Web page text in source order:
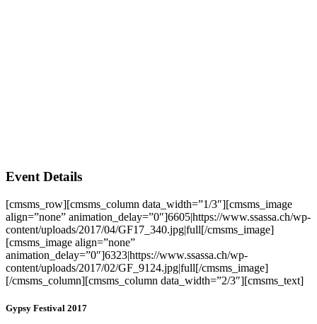
Event Details
[cmsms_row][cmsms_column data_width=”1/3″][cmsms_image
align=”none” animation_delay=”0″]6605|https://www.ssassa.ch/wp-
content/uploads/2017/04/GF17_340.jpg|full[/cmsms_image]
[cmsms_image align=”none”
animation_delay=”0″]6323|https://www.ssassa.ch/wp-
content/uploads/2017/02/GF_9124.jpg|full[/cmsms_image]
[/cmsms_column][cmsms_column data_width=”2/3″][cmsms_text]
Gypsy Festival 2017